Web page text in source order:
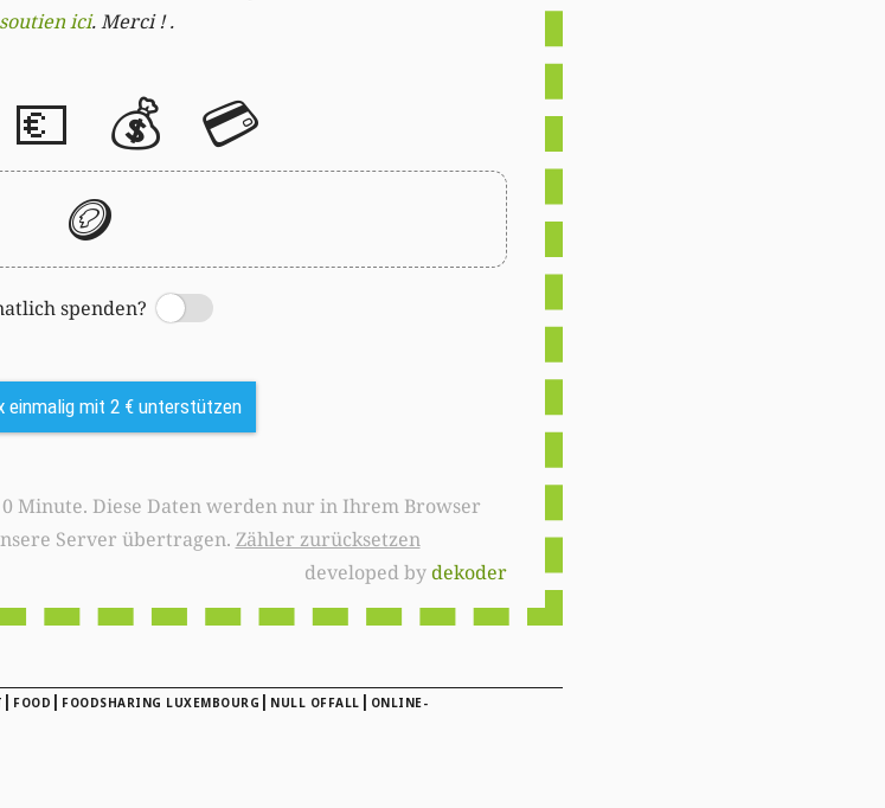
ici. Merci ! .
💶 💰 💳
🪙
spenden?
Switch
einmalig mit 2 € unterstützen
Server übertragen. Zähler zurücksetzen
developed bydekoder
| FOOD | FOODSHARING LUXEMBOURG | NULL OFFALL | ONLINE-